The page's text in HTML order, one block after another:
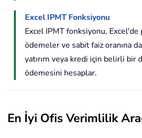
Excel IPMT Fonksiyonu
Excel IPMT fonksiyonu,
ödemeler ve sabit faiz oranına
yatırım veya kredi için belirli bir
ödemesini hesaplar.
En İyi Ofis Verimlilik